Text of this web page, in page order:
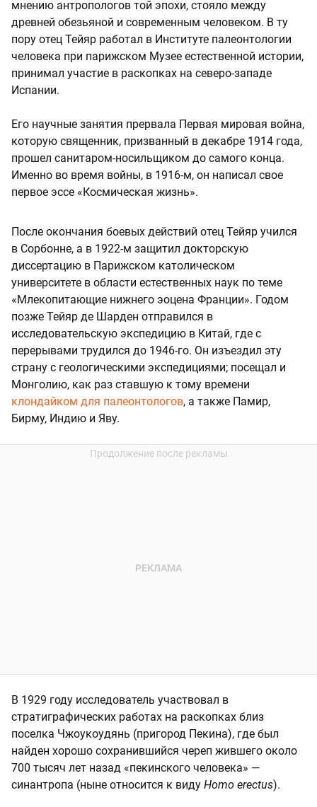
мнению антропологов той эпохи, стояло между
древней обезьяной и современным человеком. В ту
пору отец Тейяр работал в Институте палеонтологии
человека при парижском Музее естественной истории,
принимал участие в раскопках на северо-западе
Испании.
Его научные занятия прервала Первая мировая война,
которую священник, призванный в декабре 1914 года,
прошел санитаром-носильщиком до самого конца.
Именно во время войны, в 1916-м, он написал свое
первое эссе «Космическая жизнь».
После окончания боевых действий отец Тейяр учился
в Сорбонне, а в 1922-м защитил докторскую
диссертацию в Парижском католическом
университете в области естественных наук по теме
«Млекопитающие нижнего эоцена Франции». Годом
позже Тейяр де Шарден отправился в
исследовательскую экспедицию в Китай, где с
перерывами трудился до 1946-го. Он изъездил эту
страну с геологическими экспедициями; посещал и
Монголию, как раз ставшую к тому времени
клондайком для палеонтологов, а также Памир,
Бирму, Индию и Яву.
В 1929 году исследователь участвовал в
стратиграфических работах на раскопках близ
поселка Чжоукоудянь (пригород Пекина), где был
найден хорошо сохранившийся череп жившего около
700 тысяч лет назад «пекинского человека» —
синантропа (ныне относится к виду Homo erectus).